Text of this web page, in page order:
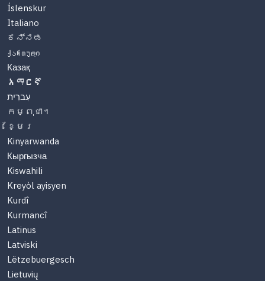
Íslenskur
Italiano
ಕನ್ನಡ
ქართული
Казақ
አማርኛ
עִברִית
កម្ពុជា។
ខ្មែរ
Kinyarwanda
Кыргызча
Kiswahili
Kreyòl ayisyen
Kurdî
Kurmancî
Latinus
Latviski
Lëtzebuergesch
Lietuvių